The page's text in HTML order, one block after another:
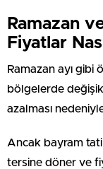
Ramazan
Fiyatlar
Ramazan ayı gibi
bölgelerde
azalması
Ancak bayram
tersine döner ve